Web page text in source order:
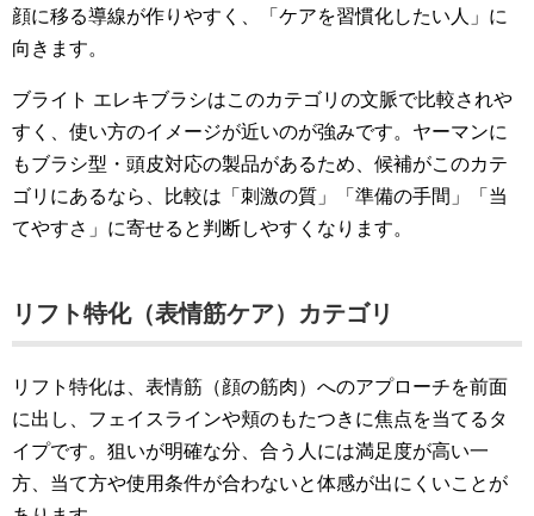
顔に移る導線が作りやすく、「ケアを習慣化したい人」に
向きます。
ブライト エレキブラシはこのカテゴリの文脈で比較されや
すく、使い方のイメージが近いのが強みです。ヤーマンに
もブラシ型・頭皮対応の製品があるため、候補がこのカテ
ゴリにあるなら、比較は「刺激の質」「準備の手間」「当
てやすさ」に寄せると判断しやすくなります。
リフト特化（表情筋ケア）カテゴリ
リフト特化は、表情筋（顔の筋肉）へのアプローチを前面
に出し、フェイスラインや頬のもたつきに焦点を当てるタ
イプです。狙いが明確な分、合う人には満足度が高い一
方、当て方や使用条件が合わないと体感が出にくいことが